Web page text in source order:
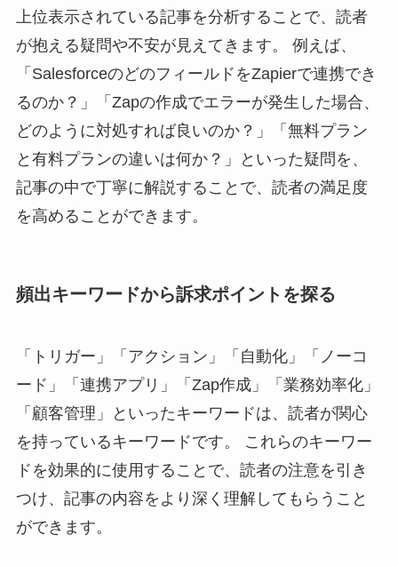
上位表示されている記事を分析することで、読者
が抱える疑問や不安が見えてきます。 例えば、
「SalesforceのどのフィールドをZapierで連携でき
るのか？」「Zapの作成でエラーが発生した場合、
どのように対処すれば良いのか？」「無料プラン
と有料プランの違いは何か？」といった疑問を、
記事の中で丁寧に解説することで、読者の満足度
を高めることができます。
頻出キーワードから訴求ポイントを探る
「トリガー」「アクション」「自動化」「ノーコ
ード」「連携アプリ」「Zap作成」「業務効率化」
「顧客管理」といったキーワードは、読者が関心
を持っているキーワードです。 これらのキーワー
ドを効果的に使用することで、読者の注意を引き
つけ、記事の内容をより深く理解してもらうこと
ができます。